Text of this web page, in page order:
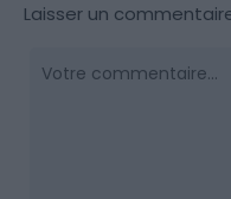
Laisser un